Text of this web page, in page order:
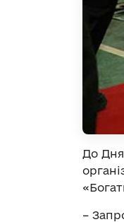
До Дня
–